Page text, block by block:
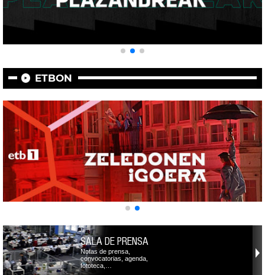
ETBON
SALA DE PRENSA
Notas de prensa,
convocatorias, agenda,
fototeca,…